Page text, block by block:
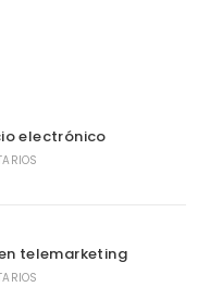
electrónico
telemarketing